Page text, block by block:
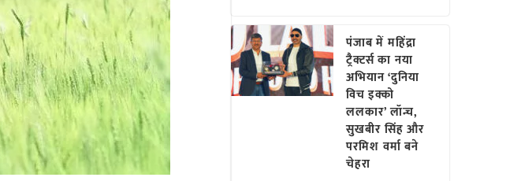
पंजाब में महिंद्रा
ट्रैक्टर्स का नया
अभियान ‘दुनिया
विच इक्को
ललकार’ लॉन्च,
सुखबीर सिंह और
परमिश वर्मा बने
चेहरा